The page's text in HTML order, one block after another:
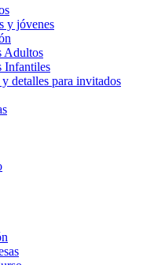
y jóvenes
Adultos
Infantiles
detalles para invitados